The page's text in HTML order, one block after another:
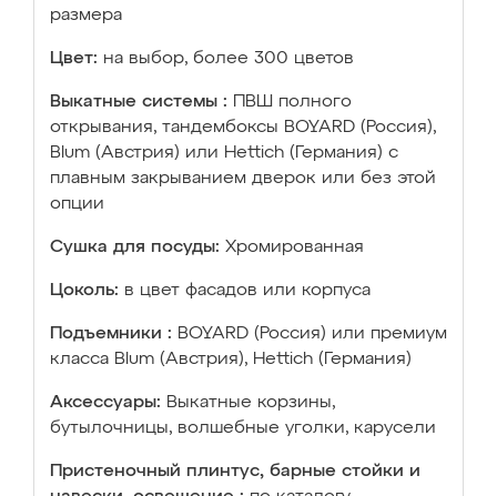
размера
Цвет: на выбор, более 300 цветов
Выкатные системы :
ПВШ полного
открывания, тандембоксы BOYARD (Россия),
Blum (Австрия) или Hettich (Германия) с
плавным закрыванием дверок или без этой
опции
Сушка для посуды: Хромированная
Цоколь: в цвет фасадов или корпуса
Подъемники : BOYARD (Россия) или премиум
класса Blum (Австрия), Hettich (Германия)
Аксессуары: Выкатные корзины,
бутылочницы, волшебные уголки, карусели
Пристеночный плинтус, барные стойки и